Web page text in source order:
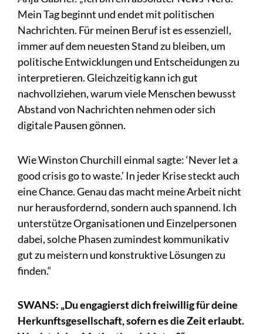
Mein Tag beginnt und endet mit politischen
Nachrichten. Für meinen Beruf ist es essenziell,
immer auf dem neuesten Stand zu bleiben, um
politische Entwicklungen und Entscheidungen zu
interpretieren. Gleichzeitig kann ich gut
nachvollziehen, warum viele Menschen bewusst
Abstand von Nachrichten nehmen oder sich
digitale Pausen gönnen.
Wie Winston Churchill einmal sagte: ‘Never let a
good crisis go to waste.’ In jeder Krise steckt auch
eine Chance. Genau das macht meine Arbeit nicht
nur herausfordernd, sondern auch spannend. Ich
unterstütze Organisationen und Einzelpersonen
dabei, solche Phasen zumindest kommunikativ
gut zu meistern und konstruktive Lösungen zu
finden.“
SWANS: „Du engagierst dich freiwillig für deine
Herkunftsgesellschaft, sofern es die Zeit erlaubt.